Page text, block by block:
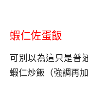
蝦仁佐蛋飯
可別以為這只是普
蝦仁炒飯（強調再加